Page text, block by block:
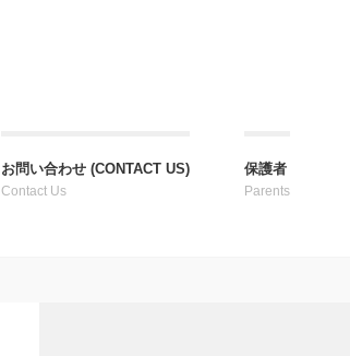
お問い合わせ (CONTACT US)
Contact Us
保護者
Parents